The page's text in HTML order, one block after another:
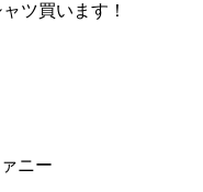
ツ買います！
ニー